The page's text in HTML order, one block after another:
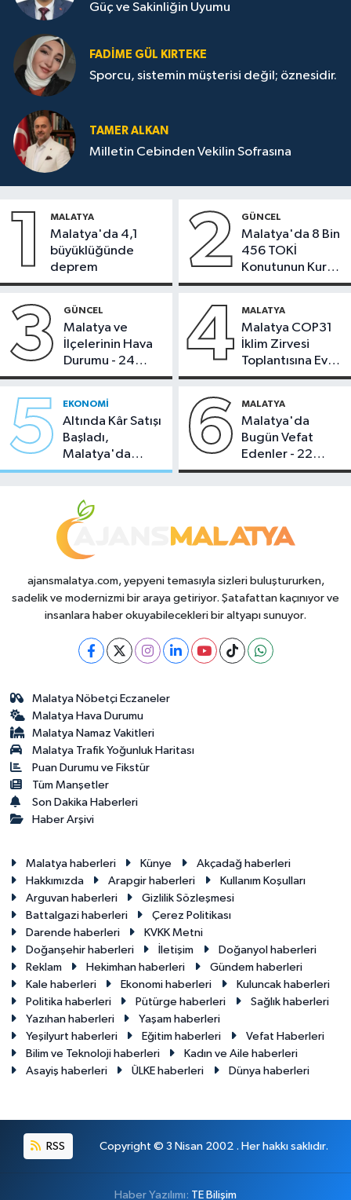
Güç ve Sakinliğin Uyumu
FADIME GÜL KIRTEKE
Sporcu, sistemin müşterisi değil; öznesidir.
TAMER ALKAN
Milletin Cebinden Vekilin Sofrasına
1 MALATYA
Malatya'da 4,1
büyüklüğünde
deprem
2 GÜNCEL
Malatya'da 8 Bin
456 TOKİ
Konutunun Kurası
Bugün Çekiliyor
3 GÜNCEL
Malatya ve
İlçelerinin Hava
Durumu - 24
Temmuz 2026
4 MALATYA
Malatya COP31
İklim Zirvesi
Toplantısına Ev
Sahipliği Yaptı
5 EKONOMI
Altında Kâr Satışı
Başladı,
Malatya'da
Makas Ne
6 MALATYA
Malatya'da
Bugün Vefat
Edenler - 22
Temmuz 2026
ajansmalatya.com, yepyeni temasıyla sizleri buluştururken,
sadelik ve modernizmi bir araya getiriyor. Şatafattan kaçınıyor ve
insanlara haber okuyabilecekleri bir altyapı sunuyor.
Malatya Nöbetçi Eczaneler
Malatya Hava Durumu
Malatya Namaz Vakitleri
Malatya Trafik Yoğunluk Haritası
Puan Durumu ve Fikstür
Tüm Manşetler
Son Dakika Haberleri
Haber Arşivi
Malatya haberleri Künye
Akçadağ haberleri
Hakkımızda
Arapgir haberleri
Kullanım Koşulları
Arguvan haberleri
Gizlilik Sözleşmesi
Battalgazi haberleri
Çerez Politikası
Darende haberleri
KVKK Metni
Doğanşehir haberleri
İletişim
Doğanyol haberleri
Reklam
Hekimhan haberleri
Gündem haberleri
Kale haberleri
Ekonomi haberleri
Kuluncak haberleri
Politika haberleri
Pütürge haberleri
Sağlık haberleri
Yazıhan haberleri
Yaşam haberleri
Yeşilyurt haberleri
Eğitim haberleri
Vefat Haberleri
Bilim ve Teknoloji haberleri
Kadın ve Aile haberleri
Asayiş haberleri
ÜLKE haberleri Dünya haberleri
RSS Copyright © 3 Nisan 2002 . Her hakkı saklıdır.
Haber Yazılımı: TE Bilişim